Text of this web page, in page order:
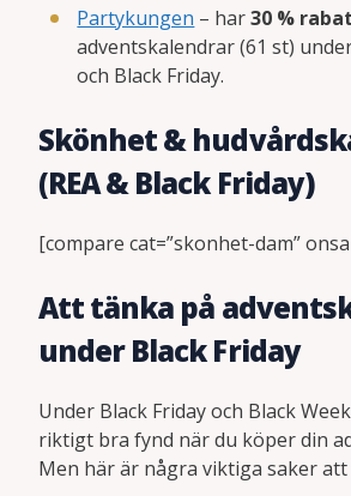
Partykungen – har30 %
adventskalendrar (61 st)
och Black Friday.
Skönhet &
(REA & Black Friday)
[compare cat=”skonhet-dam”
Att tänka på
under Black Friday
Under Black Friday och Black
riktigt bra fynd när du köper din
Men här är några viktiga saker att